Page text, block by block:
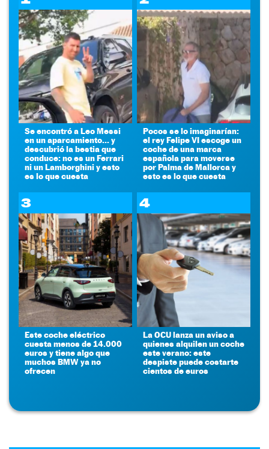
Se encontró a Leo Messi
en un aparcamiento... y
descubrió la bestia que
conduce: no es un Ferrari
ni un Lamborghini y esto
es lo que cuesta
Pocos se lo imaginarían:
el rey Felipe VI escoge un
coche de una marca
española para moverse
por Palma de Mallorca y
esto es lo que cuesta
3
Este coche eléctrico
cuesta menos de 14.000
euros y tiene algo que
muchos BMW ya no
ofrecen
4
La OCU lanza un aviso a
quienes alquilen un coche
este verano: este
despiste puede costarte
cientos de euros